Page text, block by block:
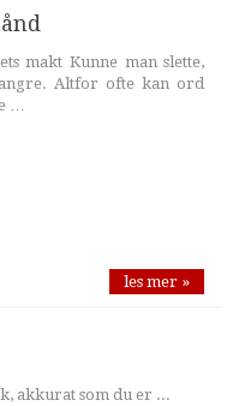
makt Kunne man slette,
Altfor ofte kan ord
…
les mer »
akkurat som du er ...